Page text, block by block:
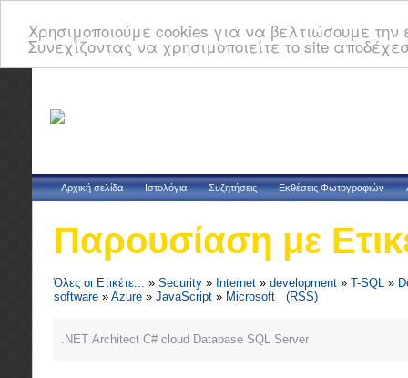
Χρησιμοποιούμε cookies για να βελτιώσουμε
Συνεχίζοντας να χρησιμοποιείτε το site
Αρχική σελίδα Ιστολόγια Συζητήσεις Εκθέσεις Φωτογραφιών
Παρουσίαση με
Όλες οι Ετικέτε... » Security » Internet » development » T-SQL »
software » Azure » JavaScript » Microsoft (RSS)
.NET Architect C# cloud Database SQL Server